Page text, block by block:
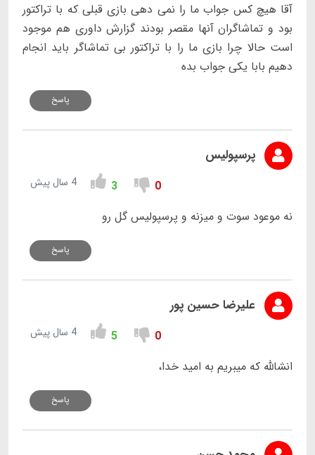
آقا هیچ کس جواب ما را نمی دهی بازی قبلی که با تراکتور
بود و تماشاگران آنها مقصر بودند گزارش داوری هم موجود
است حالا چرا بازی ما را با تراکتور بی تماشاگر باید انجام
دهیم بابا یکی جواب بده
پاسخ
پرسپولیس
0
3 4 سال پیش
نه موعود سوت و میزنه و پرسپولیس گل رو
پاسخ
علیرضا حسین پور
0
5 4 سال پیش
انشالله که میبریم به امید خدا،
پاسخ